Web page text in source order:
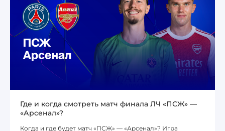
Где и когда смотреть матч финала ЛЧ «ПСЖ» —
«Арсенал»?
Когда и где будет матч «ПСЖ» — «Арсенал»? Игра